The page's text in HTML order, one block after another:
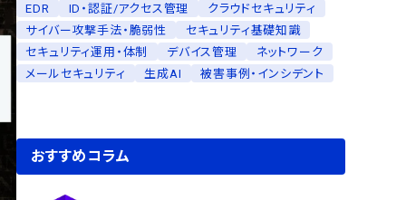
EDR ID・認証/アクセス管理
クラウドセキュリティ
サイバー攻撃手法・脆弱性
セキュリティ基礎知識
セキュリティ運用・体制
デバイス管理
ネットワーク
メールセキュリティ
生成AI 被害事例・インシデント
おすすめコラム